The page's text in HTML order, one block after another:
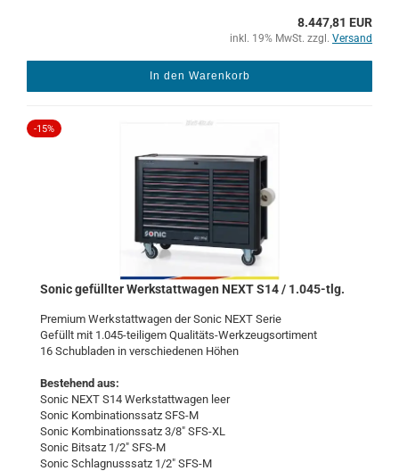
8.447,81 EUR
inkl. 19% MwSt. zzgl. Versand
In den Warenkorb
-15%
Sonic ge­füll­ter Werk­statt­wa­gen NEXT S14 / 1.045-​tlg.
Pre­mi­um Werk­statt­wa­gen der Sonic NEXT Serie
Ge­füllt mit 1.045-​teiligem Qualitäts-​Werkzeugsortiment
16 Schub­la­den in ver­schie­de­nen Höhen
Be­stehend aus:
Sonic NEXT S14 Werk­statt­wa­gen leer
Sonic Kom­bi­na­ti­ons­satz SFS-M
Sonic Kom­bi­na­ti­ons­satz 3/8" SFS-​XL
Sonic Bit­satz 1/2" SFS-M
Sonic Schlagnuss­satz 1/2" SFS-M